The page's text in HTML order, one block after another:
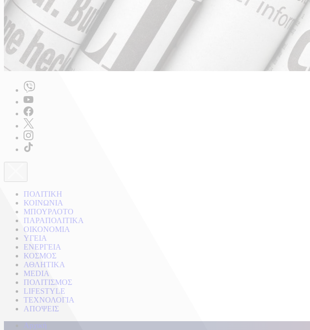
ΠΟΛΙΤΙΚΗ
ΚΟΙΝΩΝΙΑ
ΜΠΟΥΡΛΟΤΟ
ΠΑΡΑΠΟΛΙΤΙΚΑ
ΟΙΚΟΝΟΜΙΑ
ΥΓΕΙΑ
ΕΝΕΡΓΕΙΑ
ΚΟΣΜΟΣ
ΑΘΛΗΤΙΚΑ
MEDIA
ΠΟΛΙΤΙΣΜΟΣ
LIFESTYLE
ΤΕΧΝΟΛΟΓΙΑ
ΑΠΟΨΕΙΣ
Αρχική